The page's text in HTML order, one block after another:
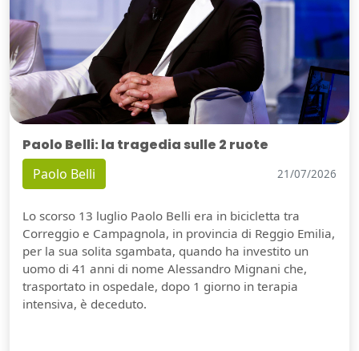
Paolo Belli: la tragedia sulle 2 ruote
Paolo Belli 21/07/2026
Lo scorso 13 luglio Paolo Belli era in bicicletta tra
Correggio e Campagnola, in provincia di Reggio Emilia,
per la sua solita sgambata, quando ha investito un
uomo di 41 anni di nome Alessandro Mignani che,
trasportato in ospedale, dopo 1 giorno in terapia
intensiva, è deceduto.